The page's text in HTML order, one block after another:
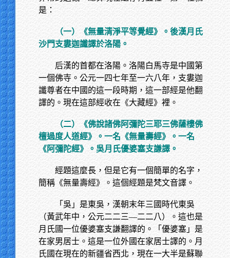
是：
（一）《無量清淨平等覺經》。後漢月氏
沙門支婁迦讖譯於洛陽。
后漢的首都在洛陽。洛陽白馬寺是中國第
一個佛寺。公元一四七年至一六八年，支婁迦
讖尊者在中國的這一段時期，這一部經是他翻
譯的。現在這部經收在《大藏經》裡。
（二）《佛說諸佛阿彌陀三耶三佛薩樓佛
檀過度人道經》。一名《無量壽經》。一名
《阿彌陀經》。吳月氏優婆塞支謙譯。
經題這麼長，但是它有一個簡單的名字，
簡稱《無量壽經》。這個經題是梵文音譯。
「吳」是東吳，漢朝末年三國時代東吳
（黃武年中，公元二二三—二二八）。這也是
月氏國一位優婆塞支謙翻譯的。「優婆塞」是
在家男居士。這是一位外國在家居士譯的。月
氏國在現在的新疆省西北，現在一大半是蘇聯